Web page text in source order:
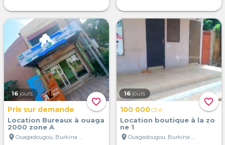
favorite_border
16 jours
Prix sur demande
Location Bureaux à ouaga
2000 zone A
location_on
Ouagadougou, Burkina Faso
favorite_border
16 jours
100 000CFA
Location boutique à la zo
ne 1
location_on
Ouagadougou, Burkina Faso